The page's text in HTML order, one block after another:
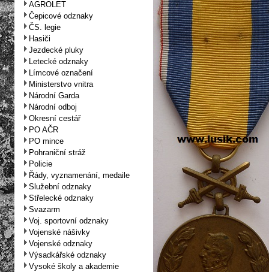
AGROLET
Čepicové odznaky
ČS. legie
Hasiči
Jezdecké pluky
Letecké odznaky
Límcové označení
Ministerstvo vnitra
Národní Garda
Národní odboj
Okresní cestář
PO AČR
PO mince
Pohraniční stráž
Policie
Řády, vyznamenání, medaile
Služební odznaky
Střelecké odznaky
Svazarm
Voj. sportovní odznaky
Vojenské nášivky
Vojenské odznaky
Výsadkářské odznaky
Vysoké školy a akademie